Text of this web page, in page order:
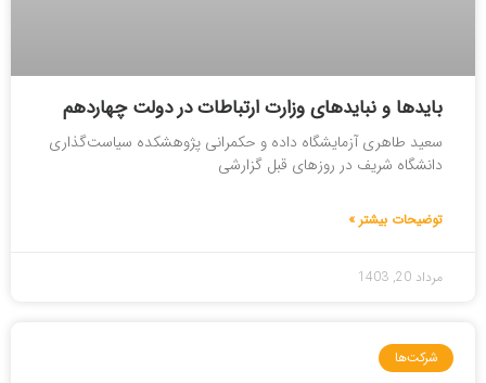
بایدها و نبایدهای وزارت ارتباطات در دولت چهاردهم
سعید طاهری آزمایشگاه داده و حکمرانی پژوهشکده سیاست‌گذاری
دانشگاه شریف در روزهای قبل گزارشی
توضیحات بیشتر »
مرداد 20, 1403
شرکت‌ها